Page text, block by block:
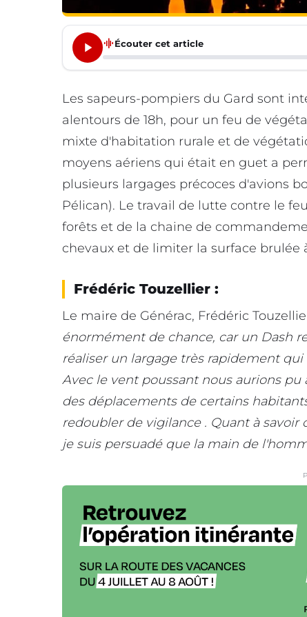
graphic_eqÉcouter cet article
Les sapeurs-pompiers du Gard sont
alentours de 18h, pour un feu de
mixte d'habitation rurale et de
moyens aériens qui était en guet a
plusieurs largages précoces d'avions
Pélican). Le travail de lutte contre le
forêts et de la chaine de
chevaux et de limiter la surface brulée
Frédéric Touzellier :
Le maire de Générac, Frédéric
énormément de chance, car un Dash
réaliser un largage très rapidement
Avec le vent poussant nous aurions
des déplacements de certains
redoubler de vigilance . Quant à
je suis persuadé que la main de